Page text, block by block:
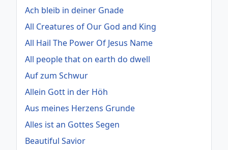
Ach bleib in deiner Gnade
All Creatures of Our God and King
All Hail The Power Of Jesus Name
All people that on earth do dwell
Auf zum Schwur
Allein Gott in der Höh
Aus meines Herzens Grunde
Alles ist an Gottes Segen
Beautiful Savior